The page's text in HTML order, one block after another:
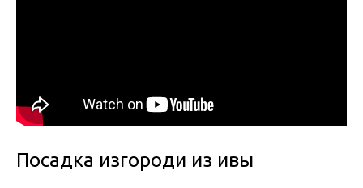
Посадка изгороди из ивы